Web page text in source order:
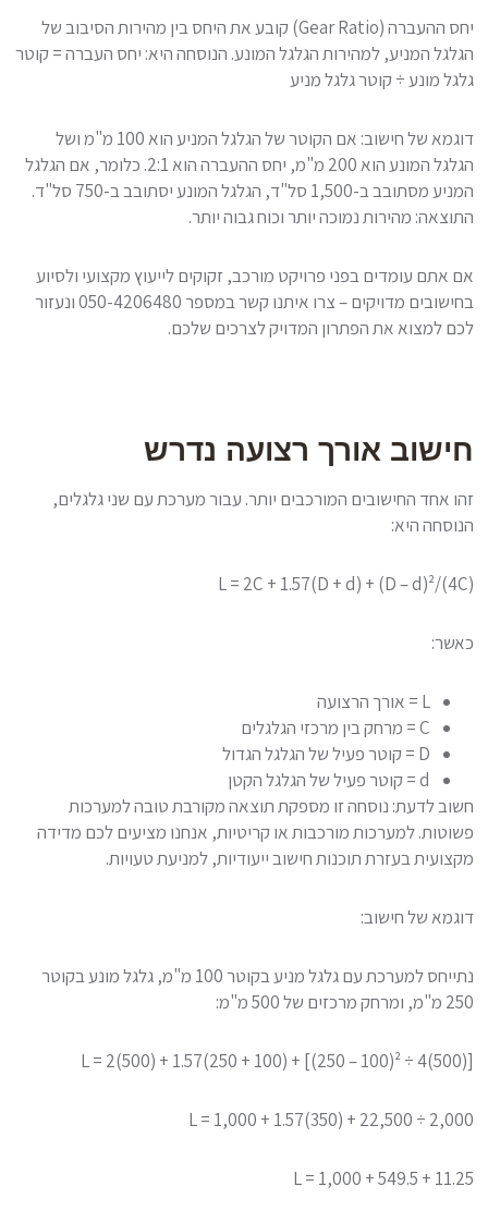
יחס ההעברה (Gear Ratio) קובע את היחס בין מהירות הסיבוב של
הגלגל המניע, למהירות הגלגל המונע. הנוסחה היא: יחס העברה = קוטר
גלגל מונע ÷ קוטר גלגל מניע
דוגמא של חישוב: אם הקוטר של הגלגל המניע הוא 100 מ"מ ושל
הגלגל המונע הוא 200 מ"מ, יחס ההעברה הוא 2:1. כלומר, אם הגלגל
המניע מסתובב ב-1,500 סל"ד, הגלגל המונע יסתובב ב-750 סל"ד.
התוצאה: מהירות נמוכה יותר וכוח גבוה יותר.
אם אתם עומדים בפני פרויקט מורכב, זקוקים לייעוץ מקצועי ולסיוע
בחישובים מדויקים – צרו איתנו קשר במספר 050-4206480 ונעזור
לכם למצוא את הפתרון המדויק לצרכים שלכם.
חישוב אורך רצועה נדרש
זהו אחד החישובים המורכבים יותר. עבור מערכת עם שני גלגלים,
הנוסחה היא:
(L = 2C + 1.57(D + d) + (D – d)²/(4C
כאשר:
L = אורך הרצועה
C = מרחק בין מרכזי הגלגלים
D = קוטר פעיל של הגלגל הגדול
d = קוטר פעיל של הגלגל הקטן
חשוב לדעת: נוסחה זו מספקת תוצאה מקורבת טובה למערכות
פשוטות. למערכות מורכבות או קריטיות, אנחנו מציעים לכם מדידה
מקצועית בעזרת תוכנות חישוב ייעודיות, למניעת טעויות.
דוגמא של חישוב:
נתייחס למערכת עם גלגל מניע בקוטר 100 מ"מ, גלגל מונע בקוטר
250 מ"מ, ומרחק מרכזים של 500 מ"מ:
[(L = 2(500) + 1.57(250 + 100) + [(250 – 100)² ÷ 4(500
L = 1,000 + 1.57(350) + 22,500 ÷ 2,000
L = 1,000 + 549.5 + 11.25